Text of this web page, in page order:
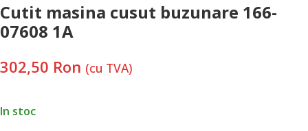
Cutit masina cusut buzunare 166-
07608 1A
302,50 Ron (cu TVA)
In stoc